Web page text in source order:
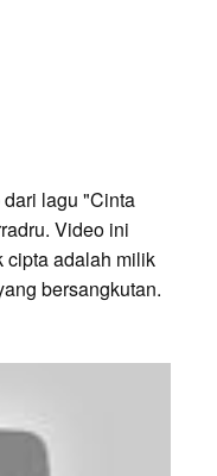
lagu "Cinta
Video ini
cipta adalah milik
bersangkutan.